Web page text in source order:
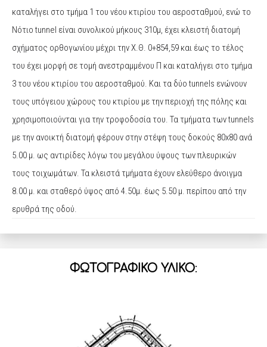
καταλήγει στο τμήμα 1 του νέου κτιρίου του αεροσταθμού, ενώ το
Νότιο tunnel είναι συνολικού μήκους 310μ, έχει κλειστή διατομή
σχήματος ορθογωνίου μέχρι την Χ.Θ. 0+854,59 και έως το τέλος
του έχει μορφή σε τομή ανεστραμμένου Π και καταλήγει στο τμήμα
3 του νέου κτιρίου του αεροσταθμού. Και τα δύο tunnels ενώνουν
τους υπόγειου χώρους του κτιρίου με την περιοχή της πόλης και
χρησιμοποιούνται για την τροφοδοσία του. Τα τμήματα των tunnels
με την ανοικτή διατομή φέρουν στην στέψη τους δοκούς 80x80 ανά
5.00 μ. ως αντιρίδες λόγω του μεγάλου ύψους των πλευρικών
τους τοιχωμάτων. Τα κλειστά τμήματα έχουν ελεύθερο άνοιγμα
8.00 μ. και σταθερό ύψος από 4.50μ. έως 5.50 μ. περίπου από την
ερυθρά της οδού.
ΦΩΤΟΓΡΑΦΙΚΟ ΥΛΙΚΟ: